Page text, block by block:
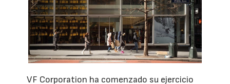
VF Corporation ha comenzado su ejercicio